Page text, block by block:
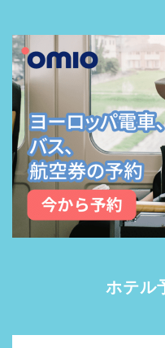
ホテル